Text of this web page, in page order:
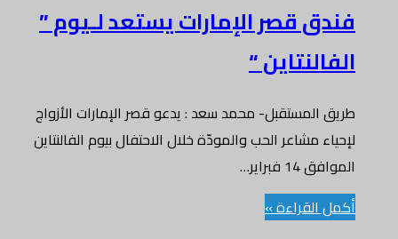
فندق قصر الإمارات يستعد لـيوم ”
الفالنتاين “
طريق المستقبل- محمد سعد : يدعو قصر الإمارات الأزواج
لإحياء مشاعر الحب والمودّة خلال الاحتفال بيوم الفالنتاين
الموافق 14 فبراير…
أكمل القراءة »